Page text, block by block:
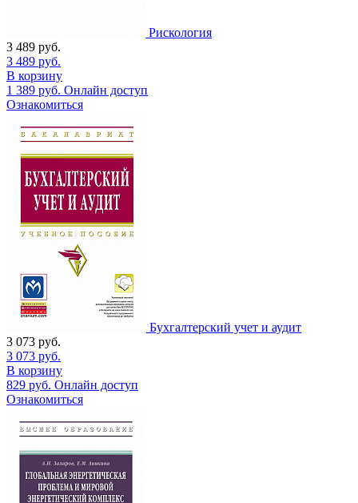
Рискология
3 489 руб.
3 489 руб.
В корзину
1 389 руб. Онлайн доступ
Ознакомиться
Бухгалтерский учет и аудит
3 073 руб.
3 073 руб.
В корзину
829 руб. Онлайн доступ
Ознакомиться